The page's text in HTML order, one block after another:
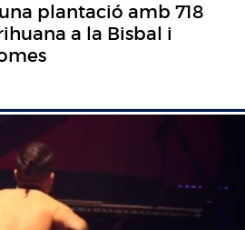
plantació amb 718
a la Bisbal i